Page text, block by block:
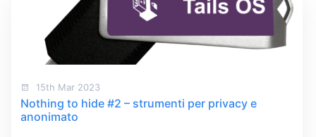
15th Mar 2023
Nothing to hide #2 – strumenti per privacy e
anonimato